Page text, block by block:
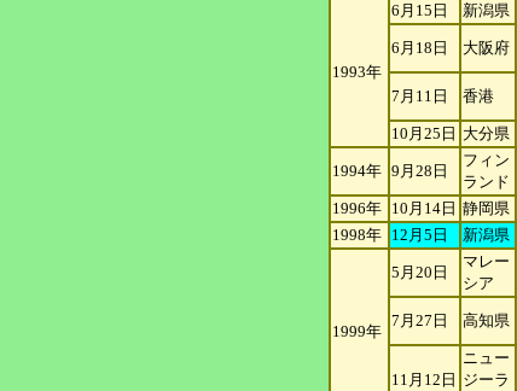
1993年
6月15日 新潟県
6月18日 大阪府
7月11日 香港
10月25日 大分県
1994年 9月28日
フィン
ラ ンド
1996年 10月14日 静岡県
1998年 12月5日 新潟県
1999年
5月20日
マレー
シア
7月27日 高知県
11月12日
ニュー
ジーラ